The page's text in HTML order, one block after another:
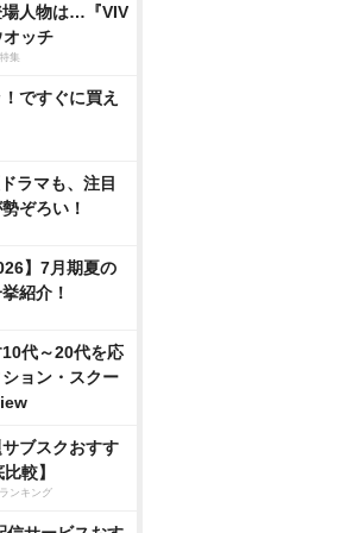
場人物は…『VIV
ッチ
集
ですぐに買え
ラマも、注目
ぞろい！
】7月期夏の
紹介！
代～20代を応
ョン・スクー
ブスクおすす
較】
ンキング